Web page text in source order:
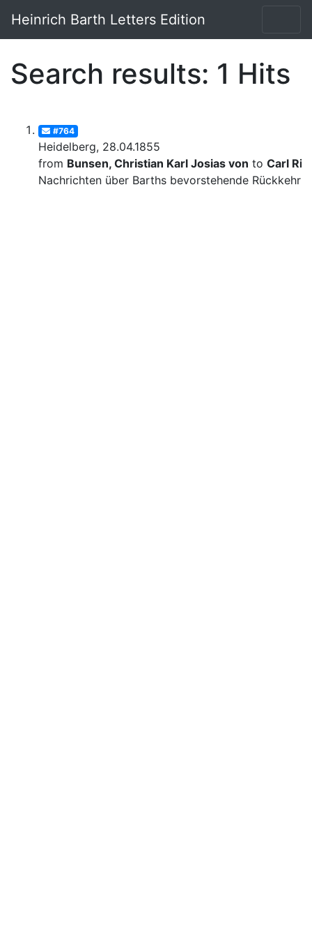
Heinrich Barth Letters Edition
Search results: 1 Hits
#764
Heidelberg, 28.04.1855
from Bunsen, Christian Karl Josias von to Carl
Nachrichten über Barths bevorstehende Rückkehr